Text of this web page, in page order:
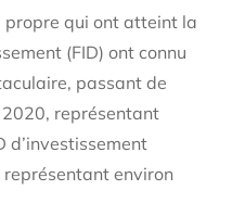
propre qui ont atteint la
(FID) ont connu
passant de
représentant
d’investissement
environ